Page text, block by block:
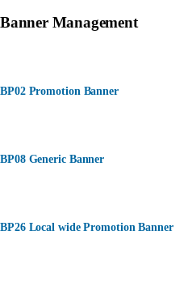
Banner Management
BP02 Promotion Banner
BP08 Generic Banner
BP26 Local wide Promotion Banner